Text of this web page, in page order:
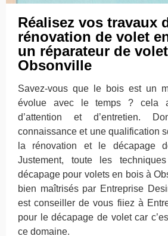
Réalisez vos travaux
rénovation de volet
un réparateur de
Obsonville
Savez-vous que le bois est un
évolue avec le temps ? cela
d’attention et d’entretien.
connaissance et une qualification
la rénovation et le décapage
Justement, toute les
décapage pour volets en bois à
bien maîtrisés par Entreprise
est conseiller de vous fiiez à
pour le décapage de volet car
ce domaine.